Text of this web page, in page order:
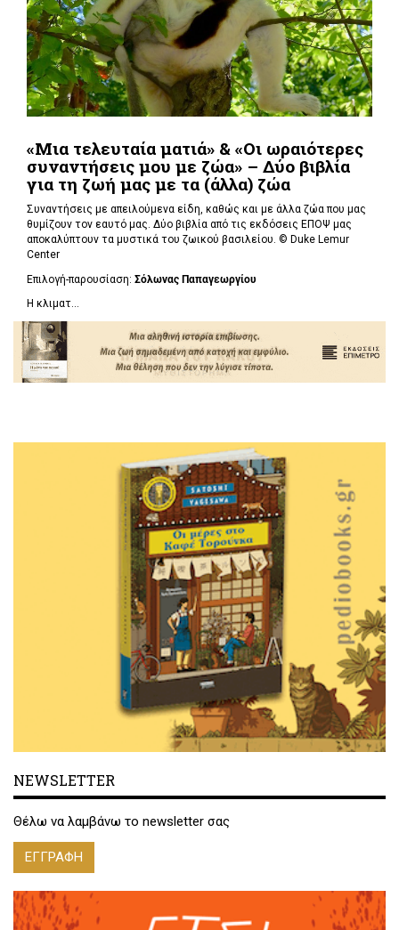
«Μια τελευταία ματιά» & «Οι ωραιότερες
συναντήσεις μου με ζώα» – Δύο βιβλία
για τη ζωή μας με τα (άλλα) ζώα
Συναντήσεις με απειλούμενα είδη, καθώς και με άλλα ζώα που μας
θυμίζουν τον εαυτό μας. Δύο βιβλία από τις εκδόσεις ΕΠΟΨ μας
αποκαλύπτουν τα μυστικά του ζωικού βασιλείου. © Duke Lemur
Center
Επιλογή-παρουσίαση: Σόλωνας Παπαγεωργίου
Η κλιματ...
NEWSLETTER
Θέλω να λαμβάνω το newsletter σας
ΕΓΓΡΑΦΗ